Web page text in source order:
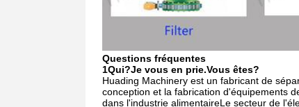
Questions fréquentes
1Qui?Je vous en prie.Vous êtes?
Huading Machinery est un fabricant de
conception et la fabrication d'équipements
dans l'industrie alimentaireLe secteur de